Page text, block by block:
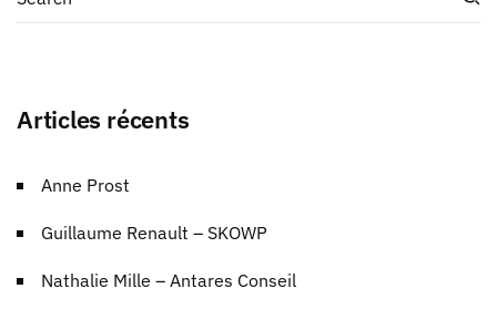
Articles récents
Anne Prost
Guillaume Renault – SKOWP
Nathalie Mille – Antares Conseil